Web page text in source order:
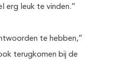
erg leuk te vinden.”
te hebben,”
terugkomen bij de